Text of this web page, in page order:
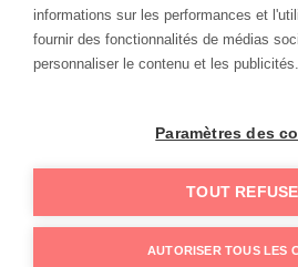
Bulletin d'information MiP
informations sur les performances et
fournir des fonctionnalités de médias
personnaliser le contenu et les publicités.
Paramètres des
TOUT
AUTORISER TOUS LES